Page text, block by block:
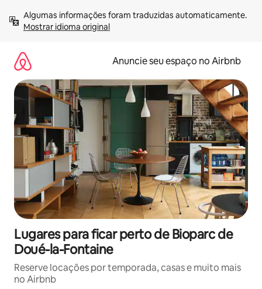
para
Mostrar idioma original
Anuncie seu espaço no Airbnb
Lugares para ficar perto de Bioparc de
Doué-la-Fontaine
Reserve locações por temporada, casas e muito mais
no Airbnb